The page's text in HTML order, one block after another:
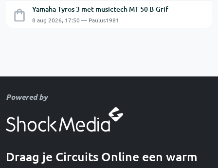
Yamaha Tyros 3 met musictech MT 50 B-Grif
8 aug 2026, 17:50 — Paulus1981
Powered by
Draag je Circuits Online een warm